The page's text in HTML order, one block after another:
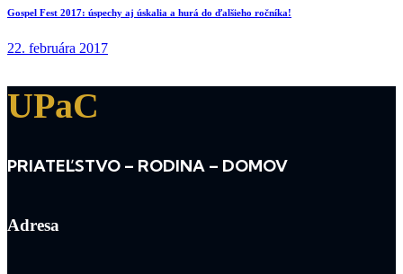
Gospel Fest 2017: úspechy aj úskalia a hurá do ďalšieho ročníka!
22. februára 2017
UPaC
PRIATEĽSTVO – RODINA – DOMOV
Adresa